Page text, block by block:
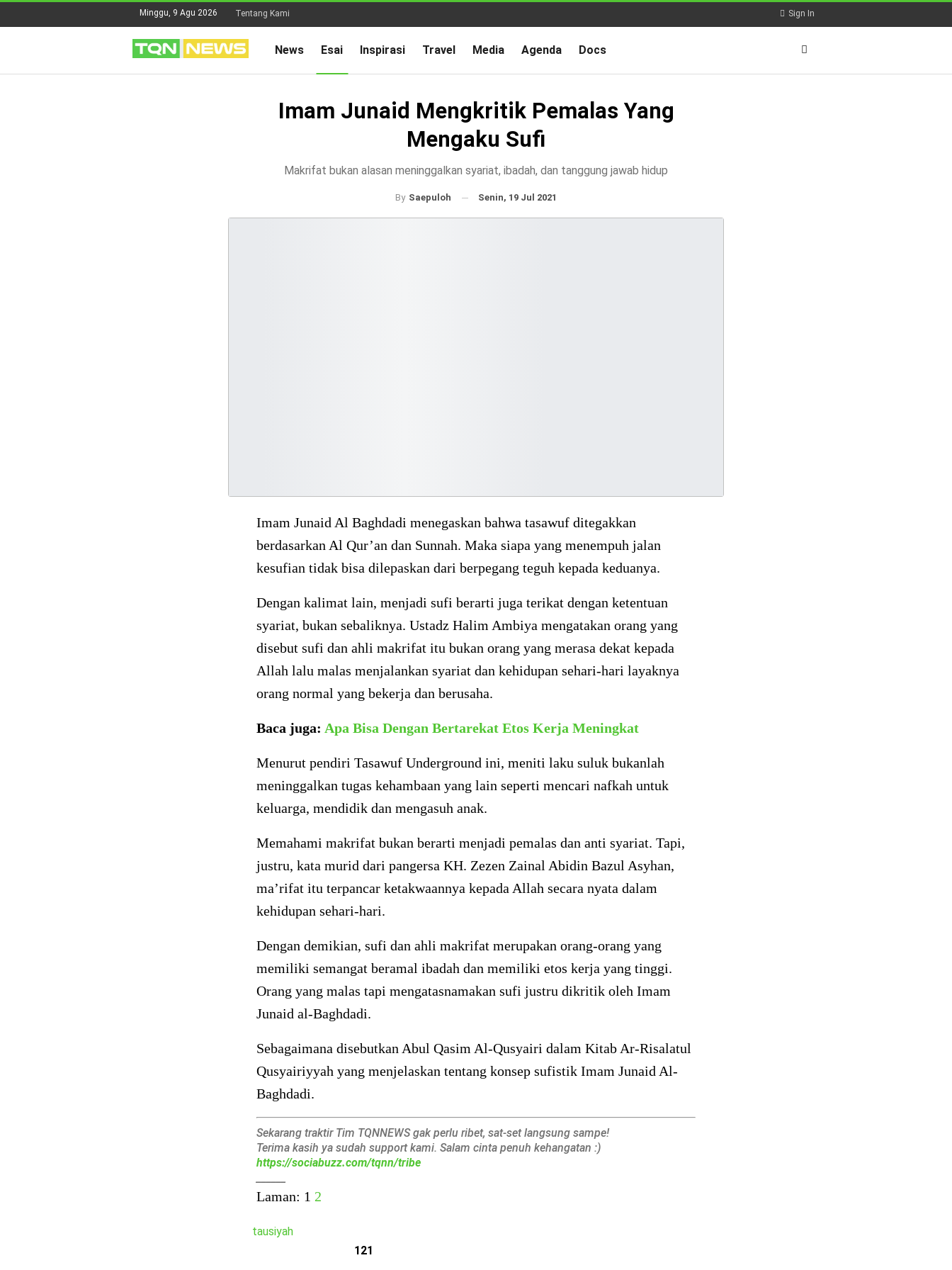
Sign In
Minggu, 9 Agu 2026 Tentang Kami
News Esai Inspirasi Travel Media Agenda Docs
Imam Junaid Mengkritik Pemalas Yang
Mengaku Sufi
Makrifat bukan alasan meninggalkan syariat, ibadah, dan tanggung jawab hidup
By Saepuloh Senin, 19 Jul 2021
Imam Junaid Al Baghdadi menegaskan bahwa tasawuf ditegakkan
berdasarkan Al Qur’an dan Sunnah. Maka siapa yang menempuh jalan
kesufian tidak bisa dilepaskan dari berpegang teguh kepada keduanya.
Dengan kalimat lain, menjadi sufi berarti juga terikat dengan ketentuan
syariat, bukan sebaliknya. Ustadz Halim Ambiya mengatakan orang yang
disebut sufi dan ahli makrifat itu bukan orang yang merasa dekat kepada
Allah lalu malas menjalankan syariat dan kehidupan sehari-hari layaknya
orang normal yang bekerja dan berusaha.
Baca juga: Apa Bisa Dengan Bertarekat Etos Kerja Meningkat
Menurut pendiri Tasawuf Underground ini, meniti laku suluk bukanlah
meninggalkan tugas kehambaan yang lain seperti mencari nafkah untuk
keluarga, mendidik dan mengasuh anak.
Memahami makrifat bukan berarti menjadi pemalas dan anti syariat. Tapi,
justru, kata murid dari pangersa KH. Zezen Zainal Abidin Bazul Asyhan,
ma’rifat itu terpancar ketakwaannya kepada Allah secara nyata dalam
kehidupan sehari-hari.
Dengan demikian, sufi dan ahli makrifat merupakan orang-orang yang
memiliki semangat beramal ibadah dan memiliki etos kerja yang tinggi.
Orang yang malas tapi mengatasnamakan sufi justru dikritik oleh Imam
Junaid al-Baghdadi.
Sebagaimana disebutkan Abul Qasim Al-Qusyairi dalam Kitab Ar-Risalatul
Qusyairiyyah yang menjelaskan tentang konsep sufistik Imam Junaid Al-
Baghdadi.
Sekarang traktir Tim TQNNEWS gak perlu ribet, sat-set langsung sampe!
Terima kasih ya sudah support kami. Salam cinta penuh kehangatan :)
https://sociabuzz.com/tqnn/tribe
Laman: 1 2
tausiyah
121